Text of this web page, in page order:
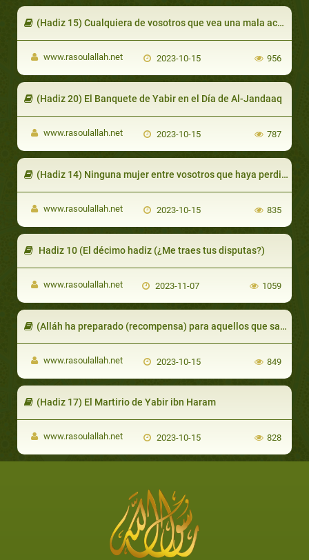
(Hadiz 15) Cualquiera de vosotros que vea una mala acción
www.rasoulallah.net 2023-10-15 956
(Hadiz 20) El Banquete de Yabir en el Día de Al-Jandaaq
www.rasoulallah.net 2023-10-15 787
(Hadiz 14) Ninguna mujer entre vosotros que haya perdido sus tres hijos
www.rasoulallah.net 2023-10-15 835
Hadiz 10 (El décimo hadiz (¿Me traes tus disputas?)
www.rasoulallah.net 2023-11-07 1059
(Alláh ha preparado (recompensa) para aquellos que salen por Su causa)
www.rasoulallah.net 2023-10-15 849
(Hadiz 17) El Martirio de Yabir ibn Haram
www.rasoulallah.net 2023-10-15 828